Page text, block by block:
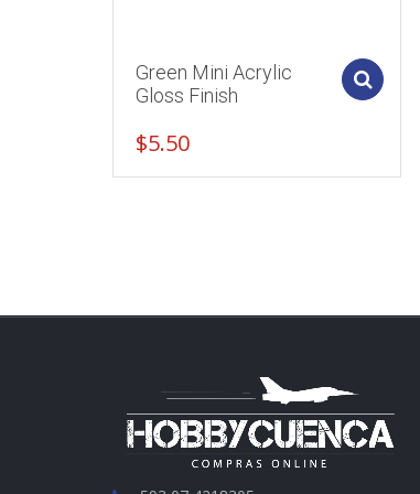
Green Mini Acrylic
Gloss Finish
$5.50